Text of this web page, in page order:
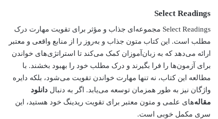
Select Readings
Select Readings مجموعه‌ای جذاب و مؤثر برای تقویت مهارت درک
مطلب است. این کتاب متون جذاب و به‌روز را از منابع واقعی و معتبر
ارائه می‌دهد که به زبان‌آموزان کمک می‌کند تا استراتژی‌های خواندن
برای آزمون‌ها را فرا بگیرند و درک مطلب خود را بهبود بخشند. با
مطالعه این کتاب، نه تنها مهارت خواندن تقویت می‌شود، بلکه دایره
واژگان نیز به طور همزمان توسعه می‌یابد. اگر به دنبال دانلود
مقاله‌های علمی و متون معتبر برای تقویت ریدینگ خود هستید، این
سری مکمل خوبی است.